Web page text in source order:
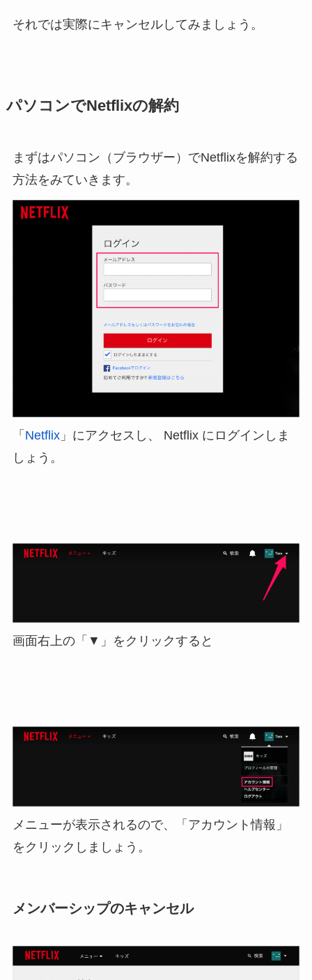
それでは実際にキャンセルしてみましょう。
パソコンでNetflixの解約
まずはパソコン（ブラウザー）でNetflixを解約する
方法をみていきます。
「 Netflix」にアクセスし、 Netflix にログインしま
しょう。
画面右上の「▼」をクリックすると
メニューが表示されるので、「アカウント情報」
をクリックしましょう。
メンバーシップのキャンセル